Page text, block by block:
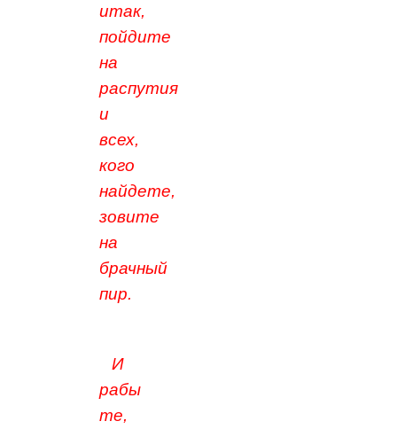
итак,
пойдите
на
распутия
и
всех,
кого
найдете,
зовите
на
брачный
пир.
И
рабы
те,